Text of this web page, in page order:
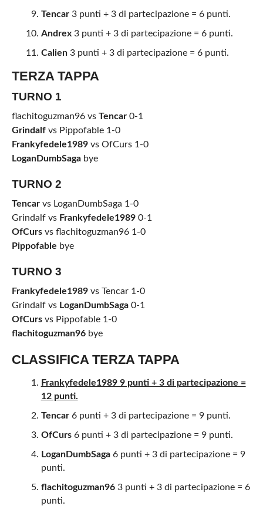
Tencar3 punti + 3 di partecipazione = 6 punti.
Andrex3 punti + 3 di partecipazione = 6 punti.
Calien3 punti + 3 di partecipazione = 6 punti.
TERZA TAPPA
TURNO 1
flachitoguzman96 vs Tencar0-1
Grindalfvs Pippofable 1-0
Frankyfedele1989vs OfCurs 1-0
LoganDumbSagabye
TURNO 2
Tencarvs LoganDumbSaga 1-0
Grindalf vs Frankyfedele1989 0-1
OfCurs vs flachitoguzman96 1-0
Pippofable bye
TURNO 3
Frankyfedele1989vs Tencar 1-0
Grindalf vs LoganDumbSaga0-1
OfCursvs Pippofable 1-0
flachitoguzman96bye
CLASSIFICA TERZA TAPPA
Frankyfedele1989 9 punti + 3 di partecipazione =
12 punti.
Tencar6 punti + 3 di partecipazione = 9 punti.
OfCurs 6 punti + 3 di partecipazione = 9 punti.
LoganDumbSaga 6 punti + 3 di partecipazione = 9
punti.
flachitoguzman96 3 punti + 3 di partecipazione = 6
punti.